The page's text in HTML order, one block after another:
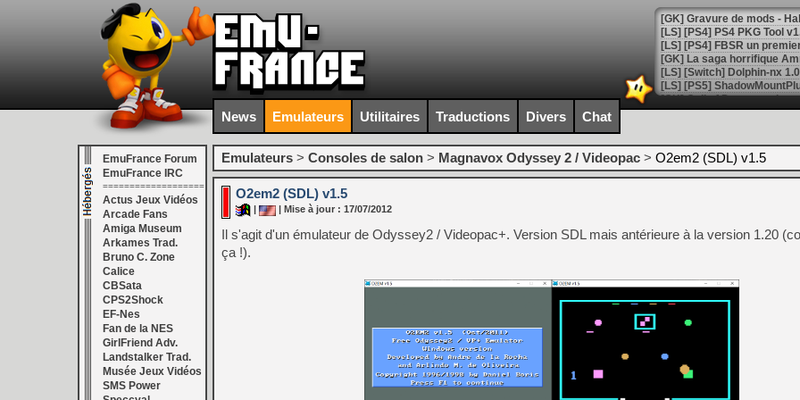
[GK] La saga horrifique
[GK] Le portage de Super
[Mo5] Le jeu de course
[GK] Guillermo del Toro
[LTF] Eté 2026 - Séquence
[GK] Mistfall Hunter : déjà
[GK] Wo Long 2 évolue
[GK] Crossfire : un TPS à
[LS] [PS5] Premiers
[Mo5] DOOM arrive en
[GK] Bethesda fête les 30
[GK] Roblox : l'action en
News Emulateurs Utilitaires Traductions Divers Chat
EmuFrance Forum
EmuFrance IRC
===================
Actus Jeux Vidéos
Arcade Fans
Amiga Museum
Arkames Trad.
Bruno C. Zone
Calice
CBSata
CPS2Shock
EF-Nes
Fan de la NES
GirlFriend Adv.
Landstalker Trad.
Musée Jeux Vidéos
SMS Power
Emulateurs > Consoles de salon > Magnavox Odyssey 2 / Videopac > O2em2 (SDL) v1.5
O2em2 (SDL) v1.5
| Mise à jour : 17/07/2012
Il s'agit d'un émulateur de Odyssey2 / Videopac+. Version SDL mais antérieure à la version 1.20
ça !).